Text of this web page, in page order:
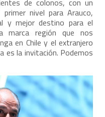
nivel para Arauco,
y mejor destino para el
marca región que nos
en Chile y el extranjero
es la invitación. Podemos